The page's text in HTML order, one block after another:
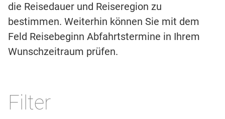
die Reisedauer und Reiseregion zu
bestimmen. Weiterhin können Sie mit dem
Feld Reisebeginn Abfahrtstermine in Ihrem
Wunschzeitraum prüfen.
Filter